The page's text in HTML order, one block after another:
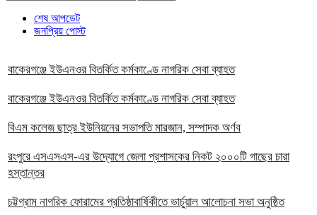
শেষ আপডেট
জনপ্রিয় পোস্ট
বাকেরগঞ্জে ইউএনওর বিতর্কিত কর্মকাণ্ডে নাগরিক সেবা ব্যাহত
বাকেরগঞ্জে ইউএনওর বিতর্কিত কর্মকাণ্ডে নাগরিক সেবা ব্যাহত
বিএম কলেজ ছাত্র ইউনিয়নের সভাপতি মারজান, সম্পাদক অর্ণব
রংপুরে এসএসএস-এর উদ্যোগে জেলা প্রশাসকের নিকট ২০০০টি গাছের চারা
হস্তান্তর
চট্টগ্রাম নাগরিক ফোরামের প্রতিষ্ঠাবার্ষিকীতে ভার্চুয়াল আলোচনা সভা অনুষ্ঠিত